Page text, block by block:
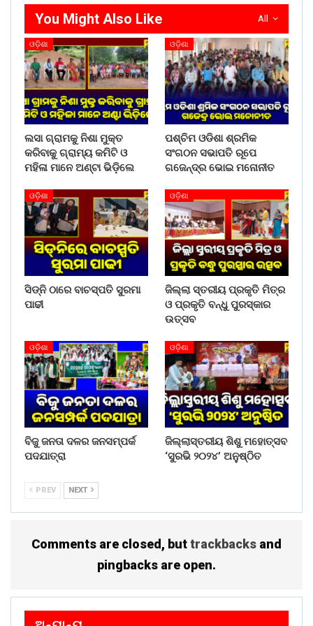
All
You Might Also Like
ଓଡ଼ିଶା
ଲସା ଗ୍ରାମକୁ ନିଶା ମୁକ୍ତ
କରିବାକୁ ଗ୍ରାମ୍ୟ କମିଟି ଓ
ମହିଳା ମାନେ ଅଣ୍ଟା ଭିଡ଼ିଲେ
ଓଡ଼ିଶା
ପଶ୍ଚିମ ଓଡିଶା ଶ୍ରମିକ
ସଂଗଠନ ସଭାପତି ରୂପେ
ଗଜେନ୍ଦ୍ର ଭୋଇ ମନୋନୀତ
ଓଡ଼ିଶା
ସିଡ୍‌ନି ଠାରେ ବାଚସ୍ପତି ସୁରମା
ପାଢୀ
ଓଡ଼ିଶା
ଜିଲ୍ଲା ସ୍ତରୀୟ ପ୍ରକୃତି ମିତ୍ର
ଓ ପ୍ରକୃତି ବନ୍ଧୁ ପୁରସ୍କାର
ଉତ୍ସବ
ଓଡ଼ିଶା
ବିଜୁ ଜନତା ଦଳର ଜନସମ୍ପର୍କ
ପଦଯାତ୍ରା
ଓଡ଼ିଶା
ଜିଲ୍ଲାସ୍ତରୀୟ ଶିଶୁ ମହୋତ୍ସବ
‘ସୁରଭି ୨୦୨୪’ ଅନୁଷ୍ଠିତ
PREV NEXT
Comments are closed, buttrackbacks and
pingbacks are open.